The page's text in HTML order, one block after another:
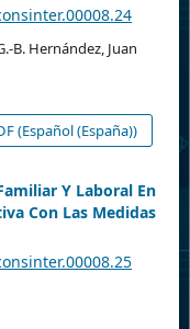
B. Hernández, Juan
(Español (España))
Y Laboral En
Con Las Medidas